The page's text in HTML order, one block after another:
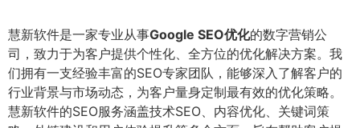
慧新软件是一家专业从事Google SEO优化的数字营销公
司，致力于为客户提供个性化、全方位的优化解决方案。我
们拥有一支经验丰富的SEO专家团队，能够深入了解客户的
行业背景与市场动态，为客户量身定制最有效的优化策略。
慧新软件的SEO服务涵盖技术SEO、内容优化、关键词策